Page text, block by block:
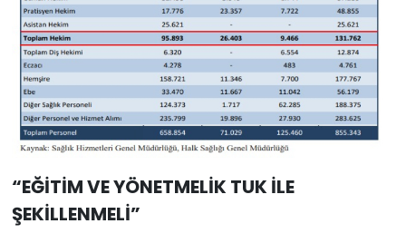
“EĞİTİM VE YÖNETMELİK TUK İLE
ŞEKİLLENMELİ”